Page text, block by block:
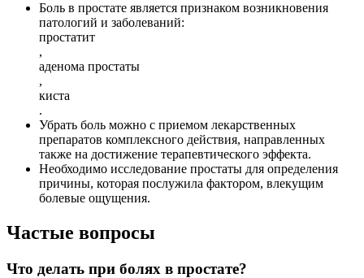
Боль в простате является признаком возникновения
патологий и заболеваний:
простатит
,
аденома простаты
,
киста
.
Убрать боль можно с приемом лекарственных
препаратов комплексного действия, направленных
также на достижение терапевтического эффекта.
Необходимо исследование простаты для определения
причины, которая послужила фактором, влекущим
болевые ощущения.
Частые вопросы
Что делать при болях в простате?